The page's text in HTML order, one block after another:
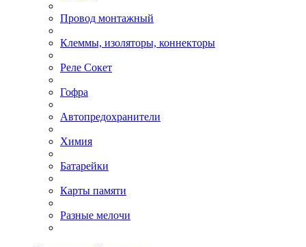
Провод монтажный
Клеммы, изоляторы, коннекторы
Реле Сокет
Гофра
Автопредохранители
Химия
Батарейки
Карты памяти
Разные мелочи